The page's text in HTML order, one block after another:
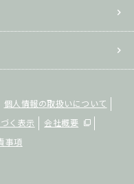
個人情報の取扱いについて
く表示
会社概要
事項